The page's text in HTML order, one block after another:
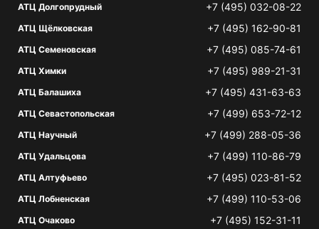
АТЦ Долгопрудный +7 (495) 032-08-22
АТЦ Щёлковская +7 (495) 162-90-81
АТЦ Семеновская +7 (495) 085-74-61
АТЦ Химки +7 (495) 989-21-31
АТЦ Балашиха +7 (495) 431-63-63
АТЦ Севастопольская +7 (499) 653-72-12
АТЦ Научный +7 (499) 288-05-36
АТЦ Удальцова +7 (499) 110-86-79
АТЦ Алтуфьево +7 (495) 023-81-52
АТЦ Лобненская +7 (499) 110-53-06
АТЦ Очаково +7 (495) 152-31-11